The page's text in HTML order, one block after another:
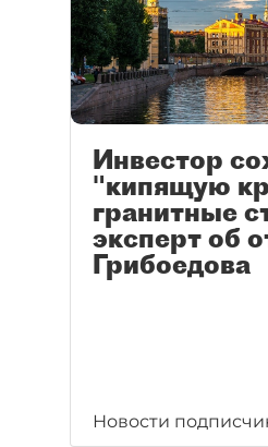
Инвестор
"кипящую
гранитные
эксперт об
Грибоедова
Новости